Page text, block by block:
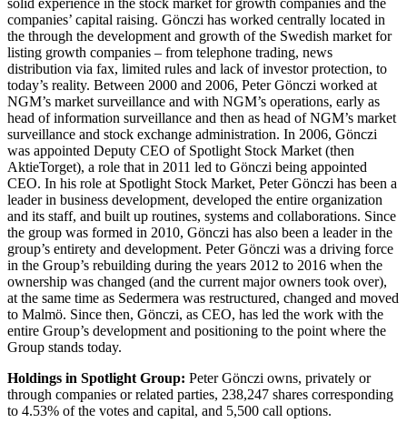
solid experience in the stock market for growth companies and the
companies’ capital raising. Gönczi has worked centrally located in
the through the development and growth of the Swedish market for
listing growth companies – from telephone trading, news
distribution via fax, limited rules and lack of investor protection, to
today’s reality. Between 2000 and 2006, Peter Gönczi worked at
NGM’s market surveillance and with NGM’s operations, early as
head of information surveillance and then as head of NGM’s market
surveillance and stock exchange administration. In 2006, Gönczi
was appointed Deputy CEO of Spotlight Stock Market (then
AktieTorget), a role that in 2011 led to Gönczi being appointed
CEO. In his role at Spotlight Stock Market, Peter Gönczi has been a
leader in business development, developed the entire organization
and its staff, and built up routines, systems and collaborations. Since
the group was formed in 2010, Gönczi has also been a leader in the
group’s entirety and development. Peter Gönczi was a driving force
in the Group’s rebuilding during the years 2012 to 2016 when the
ownership was changed (and the current major owners took over),
at the same time as Sedermera was restructured, changed and moved
to Malmö. Since then, Gönczi, as CEO, has led the work with the
entire Group’s development and positioning to the point where the
Group stands today.
Holdings in Spotlight Group: Peter Gönczi owns, privately or
through companies or related parties, 238,247 shares corresponding
to 4.53% of the votes and capital, and 5,500 call options.